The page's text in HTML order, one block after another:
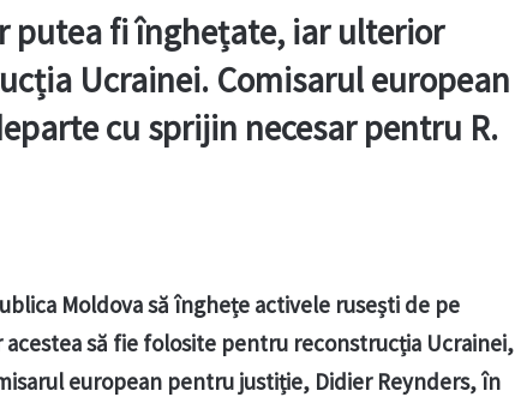
putea fi înghețate, iar ulterior
Ucrainei. Comisarul european
cu sprijin necesar pentru R.
Moldova să înghețe activele rusești de pe
să fie folosite pentru reconstrucția Ucrainei,
european pentru justiție, Didier Reynders, în